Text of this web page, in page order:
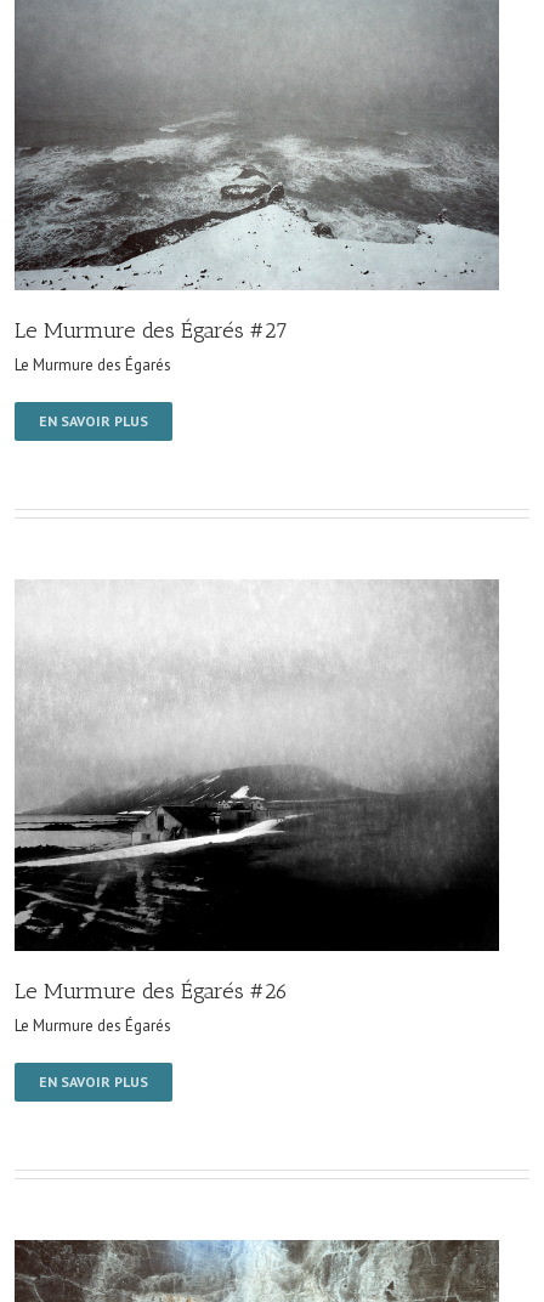
Le Murmure des Égarés #27
Le Murmure des Égarés
EN SAVOIR PLUS
Le Murmure des Égarés #26
Le Murmure des Égarés
EN SAVOIR PLUS